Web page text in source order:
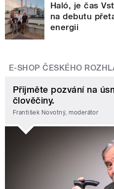
Haló, je čas
na debutu
energii
E-SHOP ČESKÉHO
Přijměte pozvání na
člověčiny.
František Novotný, moderátor